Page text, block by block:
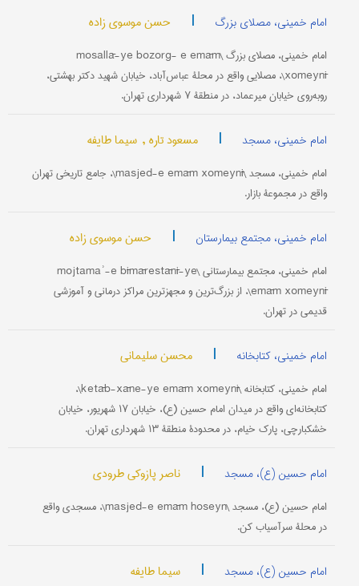
امام خمینی، مصلای بزرگ | حسن موسوی زاده
امام خمینی، مصلای بزرگ \mosallā-ye bozorg- e emām
xomeynī\، مصلایی واقع در محلۀ عباس‌آباد، خیابان شهید دکتر بهشتی،
روبه‌روی خیابان میرعماد، در منطقۀ ۷ شهرداری تهران.
امام خمینی، مسجد | مسعود تاره , سیما طایفه
امام خمینی، مسجد \masjed-e emām xomeynī\، جامع تاریخی تهران
واقع در مجموعۀ بازار.
امام خمینی، مجتمع بیمارستان | حسن موسوی زاده
امام خمینی، مجتمع بیمارستانی \mojtamaʾ-e bīmārestānī-ye
emām xomeynī\، از بزرگ‌ترین و مجهزترین مراکز درمانی و آموزشی
قدیمی در تهران.
امام خمینی، کتابخانه | محسن سلیمانی
امام خمینی، کتابخانه \ketāb-xāne-ye emām xomeynī\،
کتابخانه‌ای واقع در میدان امام حسین (ع)، خیابان ۱۷ شهریور، خیابان
خشکبارچی، پارک خیام، در محدودۀ منطقۀ ۱۳ شهرداری تهران.
امام حسین (ع)، مسجد | ناصر پازوکی طرودی
امام حسین (ع)، مسجد \masjed-e emām hoseyn\، مسجدی واقع
در محلۀ سر‌آسیاب کن.
امام حسین (ع)، مسجد | سیما طایفه